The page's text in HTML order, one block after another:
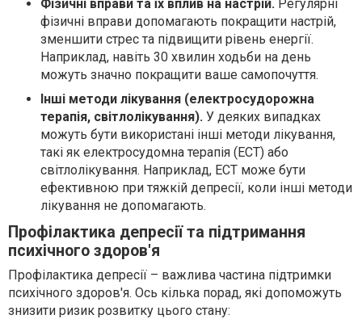
Фізичні вправи та їх вплив на настрій. Регулярні
фізичні вправи допомагають покращити настрій,
зменшити стрес та підвищити рівень енергії.
Наприклад, навіть 30 хвилин ходьби на день
можуть значно покращити ваше самопочуття.
Інші методи лікування (електросудорожна
терапія, світлолікування). У деяких випадках
можуть бути використані інші методи лікування,
такі як електросудомна терапія (ЕСТ) або
світлолікування. Наприклад, ЕСТ може бути
ефективною при тяжкій депресії, коли інші методи
лікування не допомагають.
Профілактика депресії та підтримання
психічного здоров'я
Профілактика депресії – важлива частина підтримки
психічного здоров'я. Ось кілька порад, які допоможуть
знизити ризик розвитку цього стану: